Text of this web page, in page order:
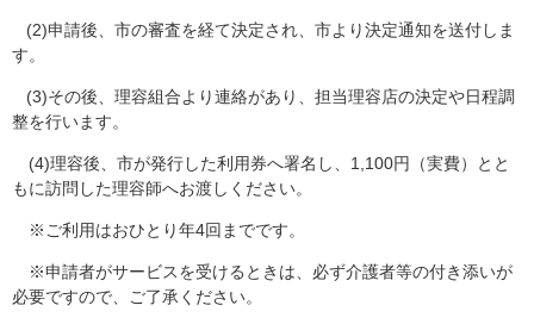
(2)申請後、市の審査を経て決定され、市より決定通知を送付しま
す。
(3)その後、理容組合より連絡があり、担当理容店の決定や日程調
整を行います。
(4)理容後、市が発行した利用券へ署名し、1,100円（実費）とと
もに訪問した理容師へお渡しください。
※ご利用はおひとり年4回までです。
※申請者がサービスを受けるときは、必ず介護者等の付き添いが
必要ですので、ご了承ください。